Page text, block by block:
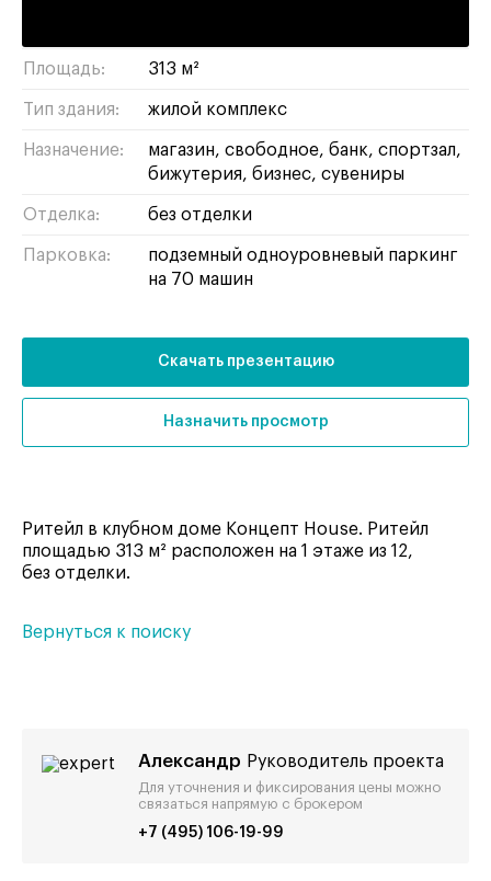
Площадь: 313 м²
Тип здания: жилой комплекс
Назначение: магазин свободное банк
спортзал
бижутерия бизнес сувениры
Отделка: без отделки
Парковка:
подземный одноуровневый паркинг
на 70 машин
Скачать презентацию
Назначить просмотр
Ритейл в клубном доме Концепт House. Ритейл
площадью 313 м² расположен на 1 этаже из 12,
без отделки.
Вернуться к поиску
Александр Руководитель проекта
Для уточнения и фиксирования цены можно
связаться напрямую с брокером
+7 (495) 106-19-99